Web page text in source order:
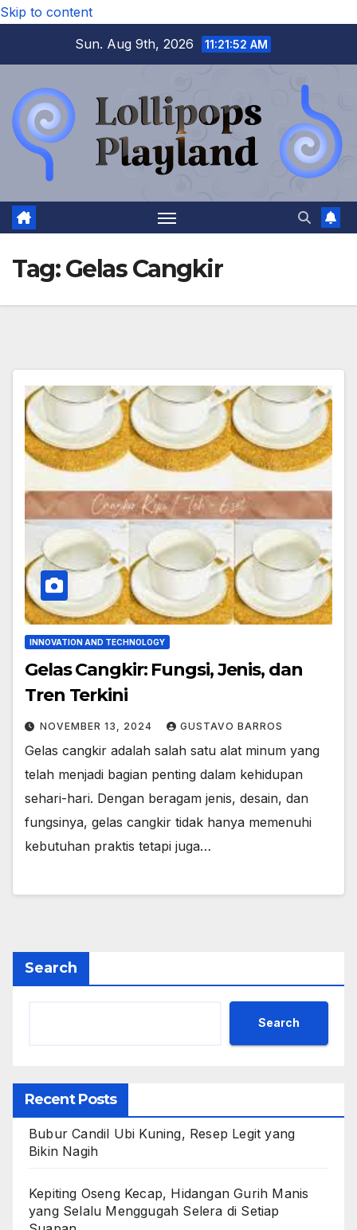
Skip to content
Sun. Aug 9th, 2026
11:21:52 AM
Tag:Gelas Cangkir
INNOVATION AND TECHNOLOGY
Gelas Cangkir: Fungsi, Jenis, dan
Tren Terkini
NOVEMBER 13, 2024 GUSTAVO BARROS
Gelas cangkir adalah salah satu alat minum yang
telah menjadi bagian penting dalam kehidupan
sehari-hari. Dengan beragam jenis, desain, dan
fungsinya, gelas cangkir tidak hanya memenuhi
kebutuhan praktis tetapi juga…
Search
Search
Recent Posts
Bubur Candil Ubi Kuning, Resep Legit yang
Bikin Nagih
Kepiting Oseng Kecap, Hidangan Gurih Manis
yang Selalu Menggugah Selera di Setiap